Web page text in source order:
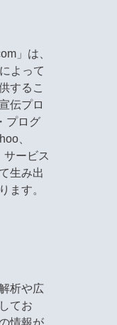
」は、
よって
するこ
伝プロ
プログ
、
ービス
生み出
ます。
析や広
てお